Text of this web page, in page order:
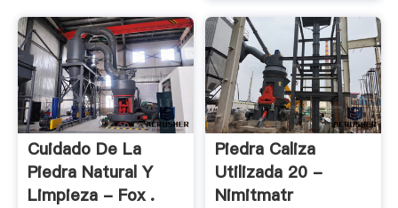
Cuidado De La
Piedra Natural Y
Limpieza - Fox .
Piedra Caliza
Utilizada 20 -
Nimitmatr